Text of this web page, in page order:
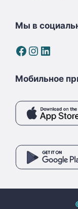
Мы в
Facebook
Instagram
Мобильное